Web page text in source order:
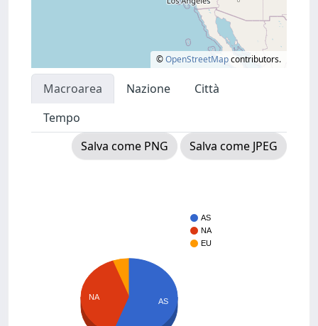
©OpenStreetMapcontributors.
Macroarea Nazione
Città
Tempo
Salva come PNG
Salva come JPEG
AS
NA
EU
NA
AS